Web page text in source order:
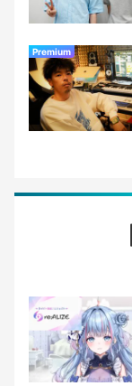
Premium